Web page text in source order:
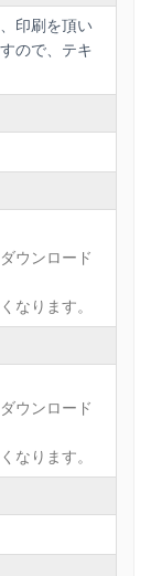
ンサルテ
因を論理
用ができ
画が立案
戦力化が
できるよ
内体制が
習得する
印刷を頂い
ので、テキ
ウンロード
なります。
ウンロード
なります。